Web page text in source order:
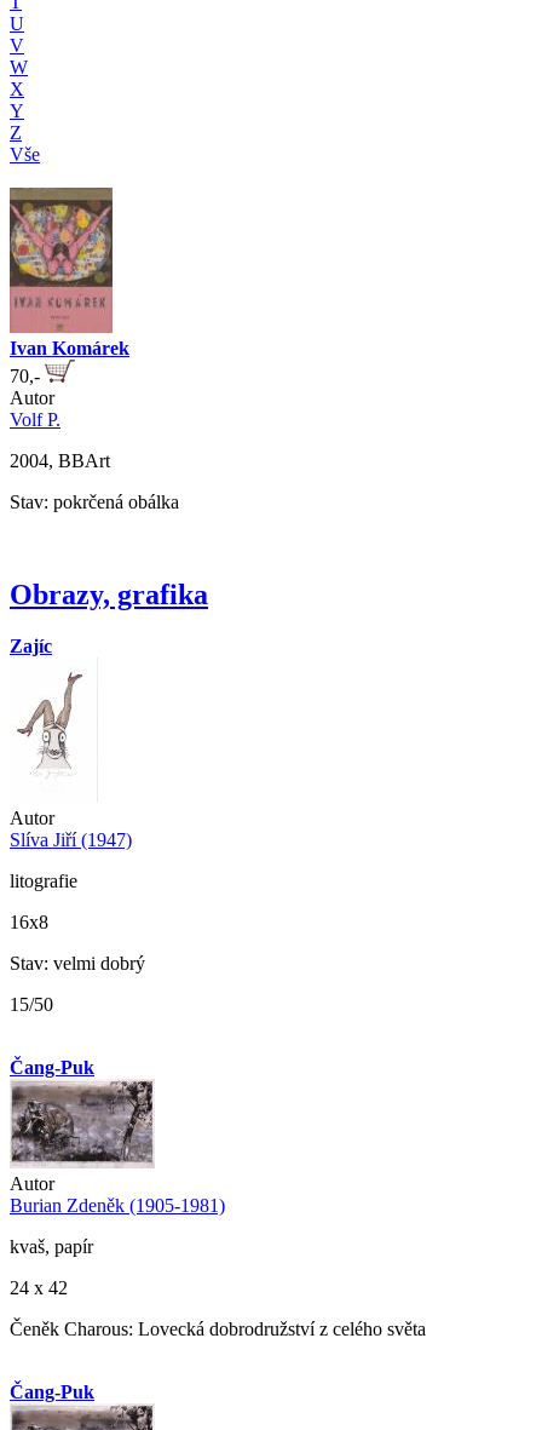
U
V
W
X
Y
Z
Vše
Ivan Komárek
70,-
Autor
Volf P.
2004, BBArt
Stav: pokrčená obálka
Obrazy, grafika
Zajíc
Autor
Slíva Jiří (1947)
litografie
16x8
Stav: velmi dobrý
15/50
Čang-Puk
Autor
Burian Zdeněk (1905-1981)
kvaš, papír
24 x 42
Čeněk Charous: Lovecká dobrodružství z celého světa
Čang-Puk